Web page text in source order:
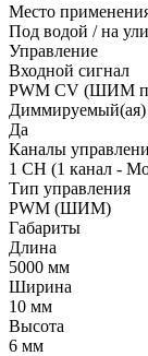
Место
Под водой / на
Управление
Входной сигнал
PWM СV (ШИМ
Диммируемый(ая)
Да
Каналы
1 CH (1 канал -
Тип управления
PWM (ШИМ)
Габариты
Длина
5000 мм
Ширина
10 мм
Высота
6 мм